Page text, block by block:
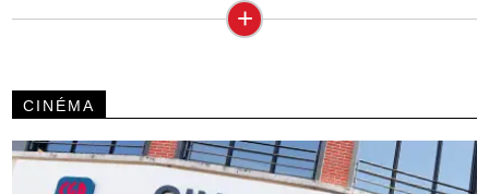
+
CINÉMA